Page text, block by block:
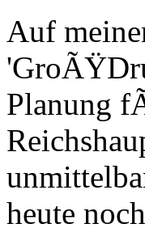
Auf
Planung
heute